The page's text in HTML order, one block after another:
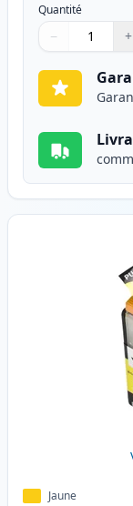
Quantité
Quantité
Utilisez les
− +
Quantité
Jaune